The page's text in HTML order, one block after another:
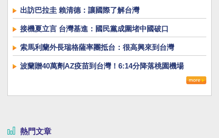
出訪巴拉圭 賴清德：讓國際了解台灣
接機夏立言 台灣基進：國民黨成圍堵中國破口
索馬利蘭外長瑞格薩率團抵台：很高興來到台灣
波蘭贈40萬劑AZ疫苗到台灣！6:14分降落桃園機場
熱門文章